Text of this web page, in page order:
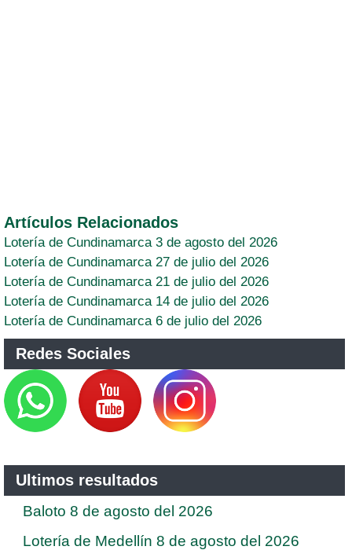
Artículos Relacionados
Lotería de Cundinamarca 3 de agosto del 2026
Lotería de Cundinamarca 27 de julio del 2026
Lotería de Cundinamarca 21 de julio del 2026
Lotería de Cundinamarca 14 de julio del 2026
Lotería de Cundinamarca 6 de julio del 2026
Redes Sociales
Ultimos resultados
Baloto 8 de agosto del 2026
Lotería de Medellín 8 de agosto del 2026